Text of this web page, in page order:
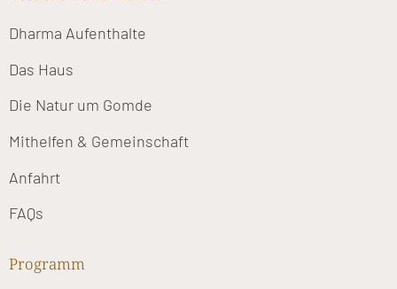
Dharma Aufenthalte
Das Haus
Die Natur um Gomde
Mithelfen & Gemeinschaft
Anfahrt
FAQs
Programm